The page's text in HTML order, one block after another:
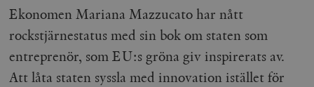
Ekonomen Mariana Mazzucato har nått
rockstjärnestatus med sin bok om staten som
entreprenör, som EU:s gröna giv inspirerats av.
Att låta staten syssla med innovation istället för